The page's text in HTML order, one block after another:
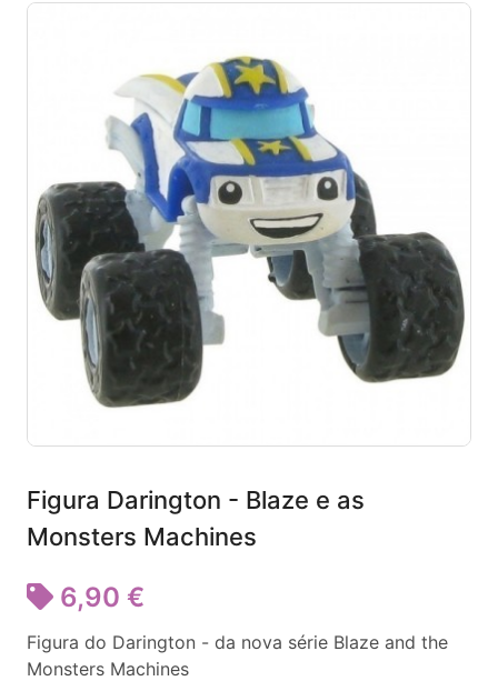
Figura Darington - Blaze e as
Monsters Machines
6,90 €
Figura do Darington - da nova série Blaze and the
Monsters Machines